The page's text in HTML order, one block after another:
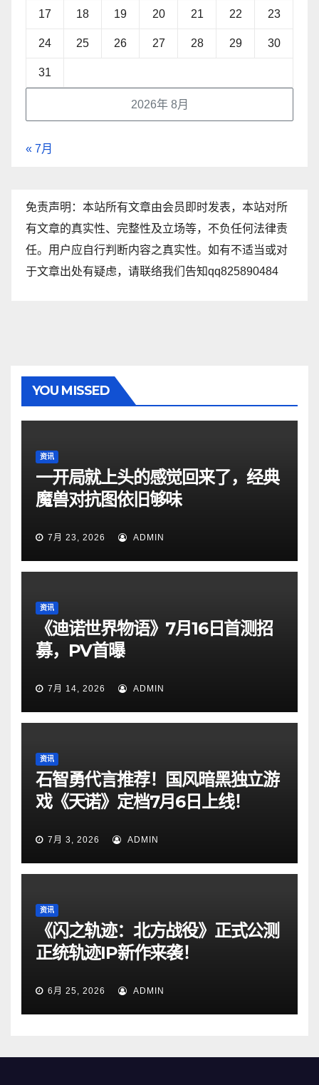
2026年 8月
17 18 19 20 21 22 23
24 25 26 27 28 29 30
31
« 7月
免责声明：本站所有文章由会员即时发表，本站对所
有文章的真实性、完整性及立场等，不负任何法律责
任。用户应自行判断内容之真实性。如有不适当或对
于文章出处有疑虑，请联络我们告知qq825890484
YOU MISSED
资讯
一开局就上头的感觉回来了，经典
魔兽对抗图依旧够味
7月 23, 2026 ADMIN
资讯
《迪诺世界物语》7月16日首测招
募，PV首曝
7月 14, 2026 ADMIN
资讯
石智勇代言推荐！国风暗黑独立游
戏《天诺》定档7月6日上线！
7月 3, 2026 ADMIN
资讯
《闪之轨迹：北方战役》正式公测
正统轨迹IP新作来袭！
6月 25, 2026 ADMIN